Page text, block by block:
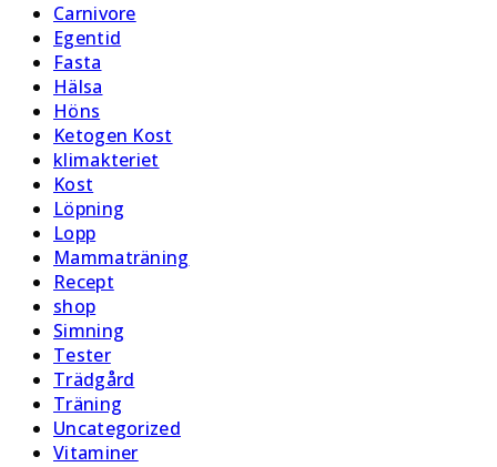
Carnivore
Egentid
Fasta
Hälsa
Höns
Ketogen Kost
klimakteriet
Kost
Löpning
Lopp
Mammaträning
Recept
shop
Simning
Tester
Trädgård
Träning
Uncategorized
Vitaminer